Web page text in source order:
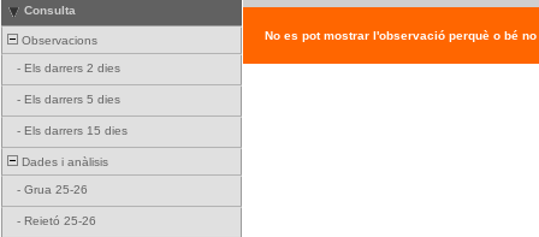
Consulta
Observacions
- Els darrers 2 dies
- Els darrers 5 dies
- Els darrers 15 dies
Dades i anàlisis
- Grua 25-26
- Reietó 25-26
No es pot mostrar l'observació perquè o bé